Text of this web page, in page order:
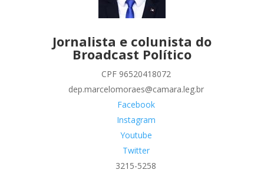
Jornalista e colunista do
Broadcast Político
CPF 96520418072
dep.marcelomoraes@camara.leg.br
Facebook
Instagram
Youtube
Twitter
3215-5258